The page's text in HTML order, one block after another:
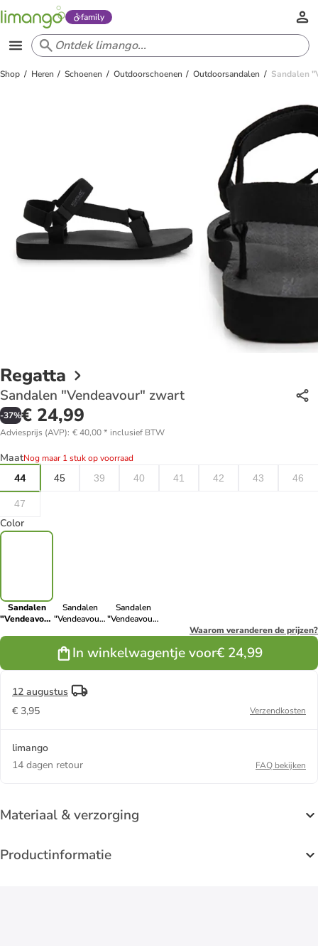
family
Shop Heren Schoenen Outdoorschoenen Outdoorsandalen Sandalen
Regatta
Sandalen "Vendeavour" zwart
-37%€ 24,99
Adviesprijs (AVP): € 40,00* inclusief BTW
MaatNog maar 1 stuk op voorraad
44
45 39 40 41 42 43 46
47
Color
Sandalen
"Vendeavour"
Sandalen
"Vendeavour"
Sandalen
"Vendeavour"
Waarom veranderen de prijzen?
In winkelwagentje voor€ 24,99
12 augustus
€ 3,95
Verzendkosten
limango
14 dagen retour
FAQ bekijken
Materiaal & verzorging
Productinformatie